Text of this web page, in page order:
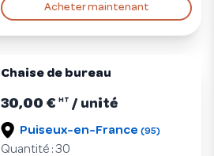
Acheter maintenant
Chaise de bureau
30,00 € HT / unité
Puiseux-en-France (95)
Quantité : 30